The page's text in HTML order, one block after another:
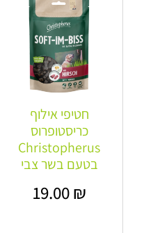
חטיפי אילוף
כריסטופרוס
Christopherus
בטעם בשר צבי
19.00₪